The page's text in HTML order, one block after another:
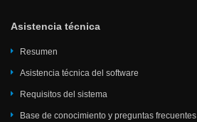
Asistencia técnica
Resumen
Asistencia técnica del software
Requisitos del sistema
Base de conocimiento y preguntas frecuentes